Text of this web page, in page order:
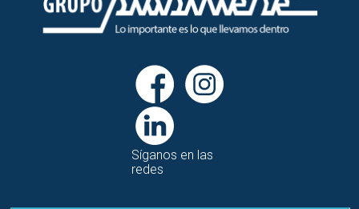
Síganos en las
redes